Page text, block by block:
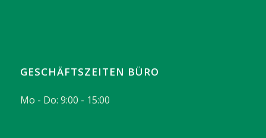
GESCHÄFTSZEITEN BÜRO
Mo - Do: 9:00 - 15:00